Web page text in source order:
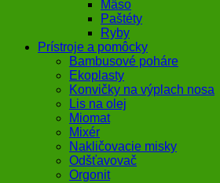
Mäso
Paštéty
Ryby
Prístroje a pomôcky
Bambusové poháre
Ekoplasty
Konvičky na výplach nosa
Lis na olej
Miomat
Mixér
Nakličovacie misky
Odšťavovač
Orgonit